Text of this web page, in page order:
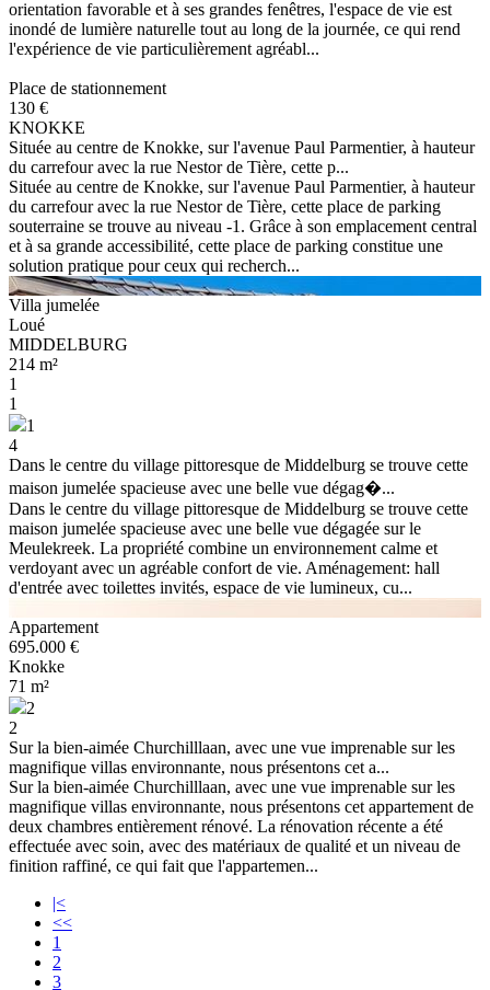
orientation favorable et à ses grandes fenêtres, l'espace de vie est
inondé de lumière naturelle tout au long de la journée, ce qui rend
l'expérience de vie particulièrement agréabl...
Place de stationnement
130 €
KNOKKE
Située au centre de Knokke, sur l'avenue Paul Parmentier, à hauteur
du carrefour avec la rue Nestor de Tière, cette p...
Située au centre de Knokke, sur l'avenue Paul Parmentier, à hauteur
du carrefour avec la rue Nestor de Tière, cette place de parking
souterraine se trouve au niveau -1. Grâce à son emplacement central
et à sa grande accessibilité, cette place de parking constitue une
solution pratique pour ceux qui recherch...
Villa jumelée
Loué
MIDDELBURG
214 m²
1
1
1
4
Dans le centre du village pittoresque de Middelburg se trouve cette
maison jumelée spacieuse avec une belle vue dégag�...
Dans le centre du village pittoresque de Middelburg se trouve cette
maison jumelée spacieuse avec une belle vue dégagée sur le
Meulekreek. La propriété combine un environnement calme et
verdoyant avec un agréable confort de vie. Aménagement: hall
d'entrée avec toilettes invités, espace de vie lumineux, cu...
Appartement
695.000 €
Knokke
71 m²
2
2
Sur la bien-aimée Churchilllaan, avec une vue imprenable sur les
magnifique villas environnante, nous présentons cet a...
Sur la bien-aimée Churchilllaan, avec une vue imprenable sur les
magnifique villas environnante, nous présentons cet appartement de
deux chambres entièrement rénové. La rénovation récente a été
effectuée avec soin, avec des matériaux de qualité et un niveau de
finition raffiné, ce qui fait que l'appartemen...
|<
<<
1
2
3